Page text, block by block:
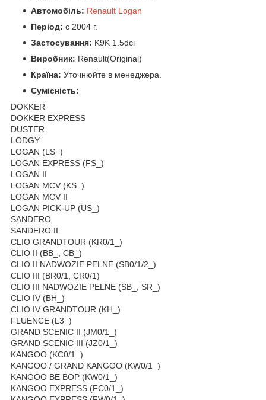
Автомобіль: Renault Logan
Період: c 2004 г.
Застосування: K9K 1.5dci
Виробник: Renault(Original)
Країна: Уточнюйте в менеджера.
Сумісність:
DOKKER
DOKKER EXPRESS
DUSTER
LODGY
LOGAN (LS_)
LOGAN EXPRESS (FS_)
LOGAN II
LOGAN MCV (KS_)
LOGAN MCV II
LOGAN PICK-UP (US_)
SANDERO
SANDERO II
CLIO GRANDTOUR (KR0/1_)
CLIO II (BB_, CB_)
CLIO II NADWOZIE PELNE (SB0/1/2_)
CLIO III (BR0/1, CR0/1)
CLIO III NADWOZIE PELNE (SB_, SR_)
CLIO IV (BH_)
CLIO IV GRANDTOUR (KH_)
FLUENCE (L3_)
GRAND SCENIC II (JM0/1_)
GRAND SCENIC III (JZ0/1_)
KANGOO (KC0/1_)
KANGOO / GRAND KANGOO (KW0/1_)
KANGOO BE BOP (KW0/1_)
KANGOO EXPRESS (FC0/1_)